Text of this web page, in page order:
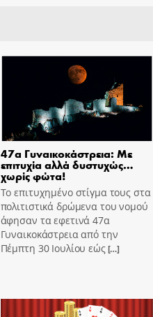
47α Γυναικοκάστρεια: Με
επιτυχία αλλά δυστυχώς…
χωρίς φώτα!
Το επιτυχημένο στίγμα τους στα
πολιτιστικά δρώμενα του νομού
άφησαν τα εφετινά 47α
Γυναικοκάστρεια από την
Πέμπτη 30 Ιουλίου εώς[…]